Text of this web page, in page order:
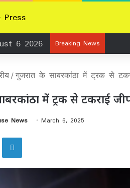
6 2026
Breaking News
/गुजरात के साबरकांठा में ट्रक से
में ट्रक से टकराई
News March 6, 2025
LinkedIn